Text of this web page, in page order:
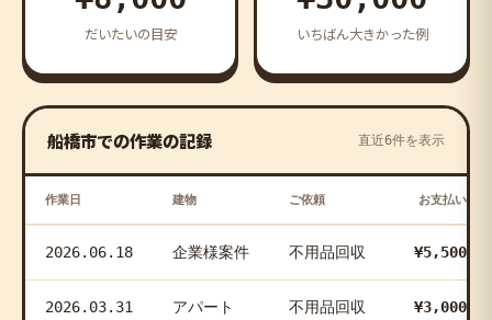
だいたいの目安 いちばん大きかった例
船橋市での作業の記録 直近6件を表示
作業日 建物 ご依頼 お支払い
2026.06.18 企業様案件 不用品回収 ¥5,500
2026.03.31 アパート 不用品回収 ¥3,000